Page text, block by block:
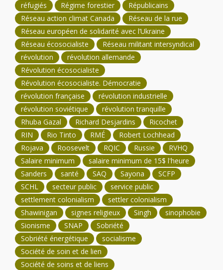
réfugiés
Régime forestier
Républicains
Réseau action climat Canada
Réseau de la rue
Réseau européen de solidarité avec l’Ukraine
Réseau écosocialiste
Réseau militant intersyndical
révolution
révolution allemande
Révolution écosocialiste
Révolution écosocialiste. Démocratie
révolution française
révolution industrielle
révolution soviétique
révolution tranquille
Rhuba Gazal
Richard Desjardins
Ricochet
RIN
Rio Tinto RMÉ
Robert Lochhead
Rojava
Roosevelt RQIC Russie
RVHQ
Salaire minimum
salaire minimum de 15$ l'heure
Sanders
santé SAQ Sayona
SCFP
SCHL
secteur public
service public
settlement colonialism
settler colonialism
Shawinigan
signes religieux Singh
sinophobie
Sionisme
SNAP
Sobriété
Sobriété énergétique
socialisme
Société de soin et de lien
Société de soins et de liens